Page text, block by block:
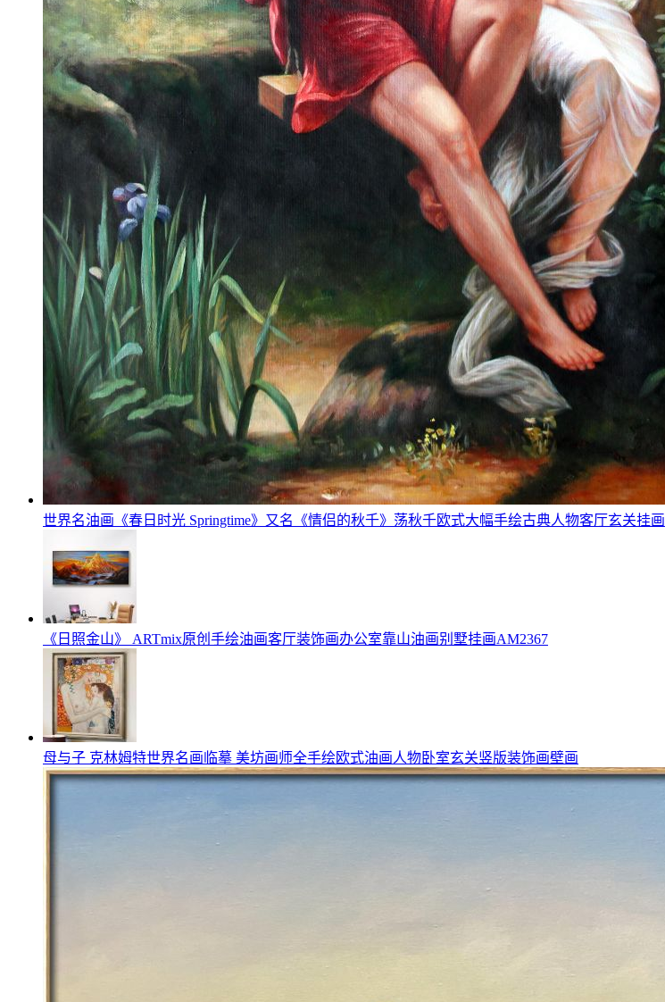
世界名油画《春日时光 Springtime》又名《情侣的秋千》荡秋千欧式大幅手绘古典人物客厅玄关挂画
《日照金山》 ARTmix原创手绘油画客厅装饰画办公室靠山油画别墅挂画AM2367
母与子 克林姆特世界名画临摹 美坊画师全手绘欧式油画人物卧室玄关竖版装饰画壁画